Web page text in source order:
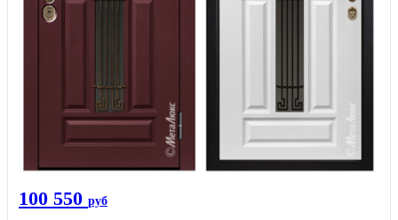
100 550 руб